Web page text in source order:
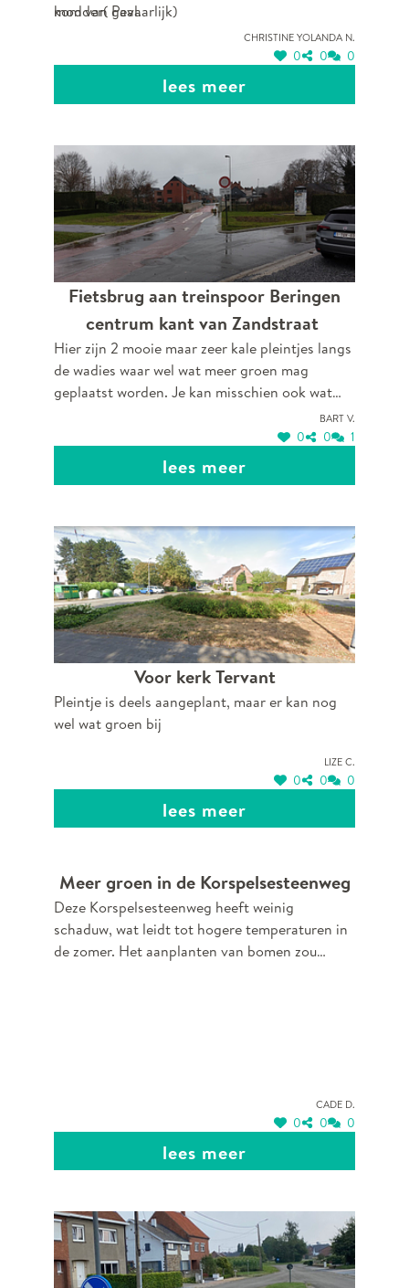
modder( gevaarlijk)
kom van Paal.
Christine yolanda N.
0 0 0
lees meer
Fietsbrug aan treinspoor Beringen
centrum kant van Zandstraat
Hier zijn 2 mooie maar zeer kale pleintjes langs
de wadies waar wel wat meer groen mag
geplaatst worden. Je kan misschien ook wat
aanplantingen doen in de wadies, hier staat
toch nooit water in en is anders toch maar een
Bart V.
0 0 1
lees meer
Voor kerk Tervant
Pleintje is deels aangeplant, maar er kan nog
wel wat groen bij
Lize C.
0 0 0
lees meer
Meer groen in de Korspelsesteenweg
Deze Korspelsesteenweg heeft weinig
schaduw, wat leidt tot hogere temperaturen in
de zomer. Het aanplanten van bomen zou
Cade D.
0 0 0
lees meer